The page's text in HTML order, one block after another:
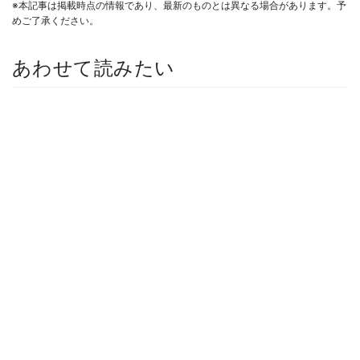
※本記事は掲載時点の情報であり、最新のものとは異なる場合があります。予
めご了承ください。
あわせて読みたい